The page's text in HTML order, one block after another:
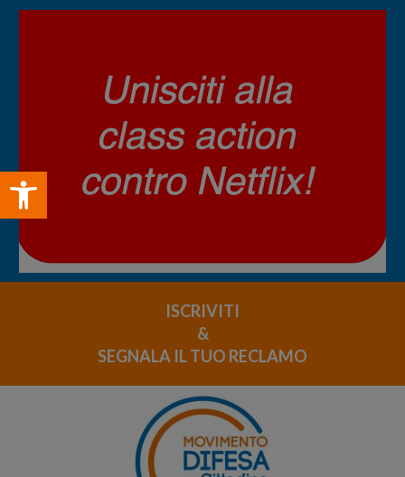
Open toolbar
ISCRIVITI
&
SEGNALA IL TUO RECLAMO